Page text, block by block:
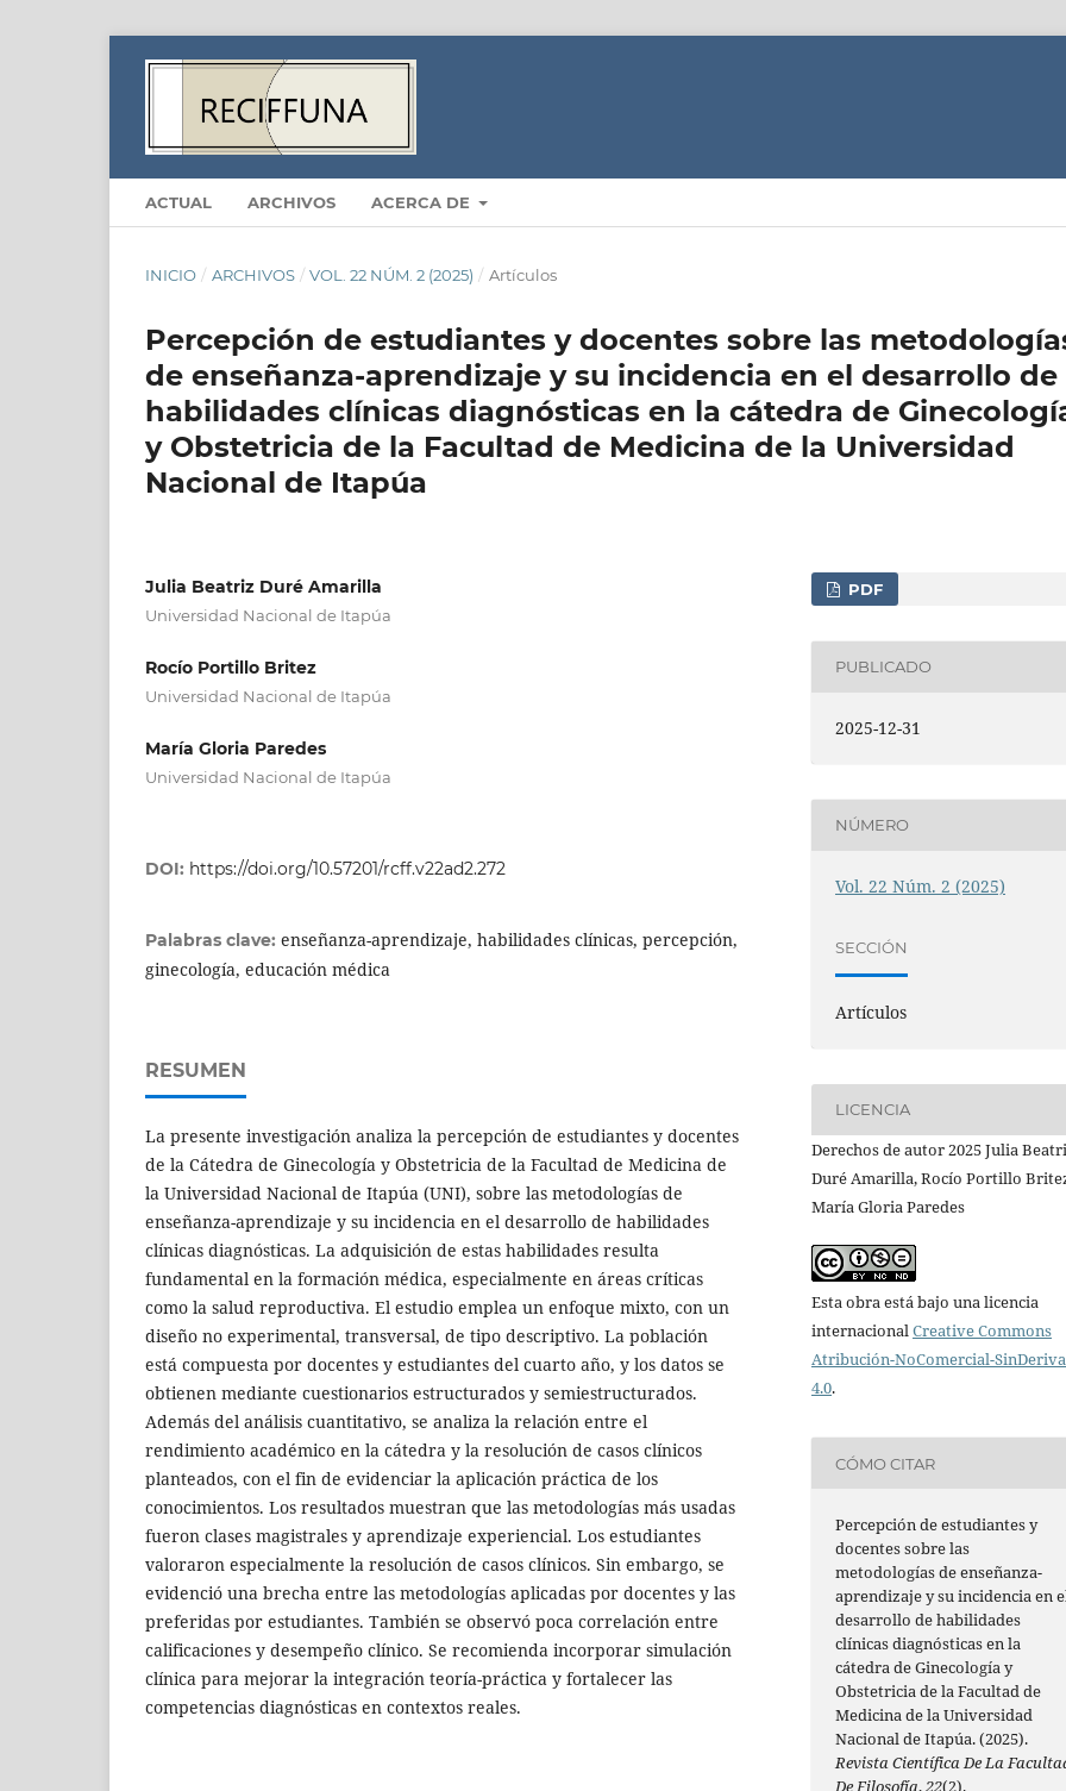
ACTUAL ARCHIVOS ACERCA DE
INICIO / ARCHIVOS / VOL. 22 NÚM. 2 (2025) / Artículos
Percepción de estudiantes y docentes sobre las
de enseñanza-aprendizaje y su incidencia en el desarrollo de
habilidades clínicas diagnósticas en la cátedra de
y Obstetricia de la Facultad de Medicina de la Universidad
Nacional de Itapúa
Julia Beatriz Duré Amarilla
Universidad Nacional de Itapúa
Rocío Portillo Britez
Universidad Nacional de Itapúa
María Gloria Paredes
Universidad Nacional de Itapúa
DOI: https://doi.org/10.57201/rcff.v22ad2.272
Palabras clave: enseñanza-aprendizaje, habilidades clínicas, percepción,
ginecología, educación médica
RESUMEN
La presente investigación analiza la percepción de estudiantes y docentes
de la Cátedra de Ginecología y Obstetricia de la Facultad de Medicina de
la Universidad Nacional de Itapúa (UNI), sobre las metodologías de
enseñanza-aprendizaje y su incidencia en el desarrollo de habilidades
clínicas diagnósticas. La adquisición de estas habilidades resulta
fundamental en la formación médica, especialmente en áreas críticas
como la salud reproductiva. El estudio emplea un enfoque mixto, con un
diseño no experimental, transversal, de tipo descriptivo. La población
está compuesta por docentes y estudiantes del cuarto año, y los datos se
obtienen mediante cuestionarios estructurados y semiestructurados.
Además del análisis cuantitativo, se analiza la relación entre el
rendimiento académico en la cátedra y la resolución de casos clínicos
planteados, con el fin de evidenciar la aplicación práctica de los
conocimientos. Los resultados muestran que las metodologías más usadas
fueron clases magistrales y aprendizaje experiencial. Los estudiantes
valoraron especialmente la resolución de casos clínicos. Sin embargo, se
evidenció una brecha entre las metodologías aplicadas por docentes y las
preferidas por estudiantes. También se observó poca correlación entre
calificaciones y desempeño clínico. Se recomienda incorporar simulación
clínica para mejorar la integración teoría-práctica y fortalecer las
competencias diagnósticas en contextos reales.
PDF
PUBLICADO
2025-12-31
NÚMERO
Vol. 22 Núm. 2 (2025)
SECCIÓN
Artículos
LICENCIA
Derechos de autor 2025 Julia
Duré Amarilla, Rocío Portillo
María Gloria Paredes
Esta obra está bajo una licencia
internacionalCreative Commons
Atribución-NoComercial-
4.0.
CÓMO CITAR
Percepción de estudiantes y
docentes sobre las
metodologías de enseñanza-
aprendizaje y su incidencia en
desarrollo de habilidades
clínicas diagnósticas en la
cátedra de Ginecología y
Obstetricia de la Facultad de
Medicina de la Universidad
Nacional de Itapúa. (2025).
Revista Científica De La
De Filosofía,22(2).